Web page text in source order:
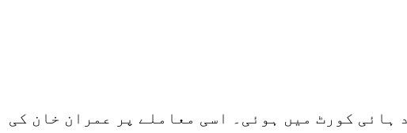
ہائی کورٹ میں ہوئی۔ اسی معاملے پر عمران خان کی